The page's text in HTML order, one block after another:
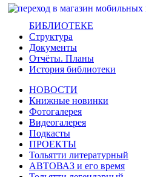
БИБЛИОТЕКЕ
Структура
Документы
Отчёты. Планы
История библиотеки
НОВОСТИ
Книжные новинки
Фотогалерея
Видеогалерея
Подкасты
ПРОЕКТЫ
Тольятти литературный
АВТОВАЗ и его время